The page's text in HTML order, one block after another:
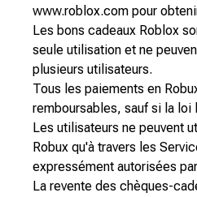
www.roblox.com pour
Les bons cadeaux Roblox
seule utilisation et ne
plusieurs utilisateurs.
Tous les paiements en
remboursables, sauf si la loi
Les utilisateurs ne peuvent
Robux qu'à travers les
expressément autorisées
La revente des chèques-